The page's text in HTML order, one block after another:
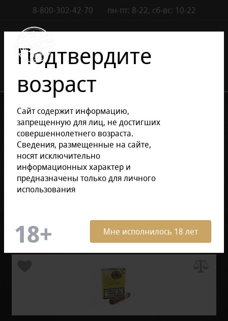
8-800-302-42-70 пн-пт: 8-22, сб-вс: 10-22
Cигары Jose L. Piedra
Уточнить раздел
Подтвердите
возраст
Сайт содержит информацию,
запрещенную для лиц, не достигших
совершеннолетнего возраста.
Сведения, размещенные на сайте,
носят исключительно
информационных характер и
предназначены только для личного
использования
Мне исполнилось 18 лет
Cигары Jose L. Piedra
По умолчанию